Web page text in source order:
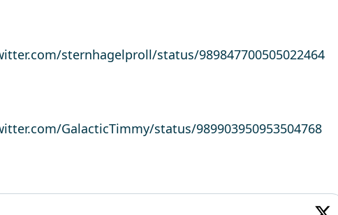
sternhagelproll/status/989847700505022464
GalacticTimmy/status/989903950953504768